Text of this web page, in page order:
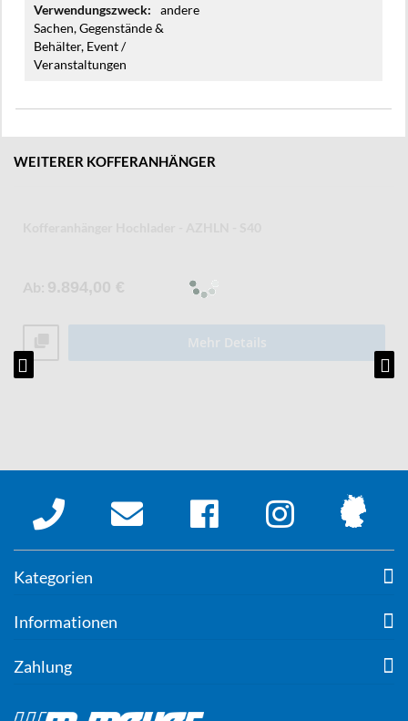
andere
Sachen, Gegenstände &
Behälter, Event /
Veranstaltungen
WEITERER KOFFERANHÄNGER
Mehr Details
Kategorien
Informationen
Zahlung